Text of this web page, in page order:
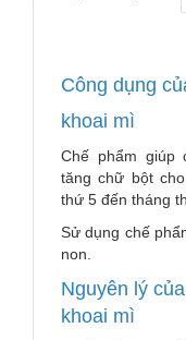
Công dụng
khoai mì
Chế phẩm giúp
tăng chữ bột
thứ 5 đến tháng
Sử dụng chế
non.
Nguyên lý
khoai mì